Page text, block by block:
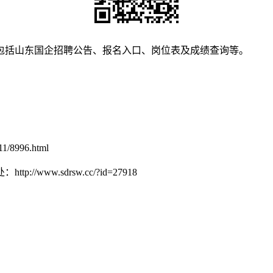
山东国企招聘公告、报名入口、岗位表及成绩查询等。
8996.html
http://www.sdrsw.cc/?id=27918